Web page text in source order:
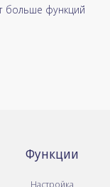
больше функций
Функции
Настройка